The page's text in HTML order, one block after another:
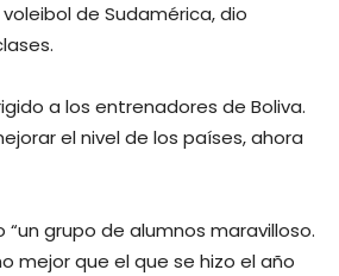
de Sudamérica, dio
a los entrenadores de Boliva.
el nivel de los países, ahora
grupo de alumnos maravilloso.
mejor que el que se hizo el año